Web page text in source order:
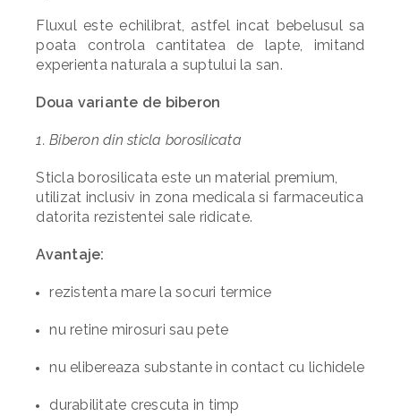
Fluxul este echilibrat, astfel incat bebelusul sa
poata controla cantitatea de lapte, imitand
experienta naturala a suptului la san.
Doua variante de biberon
1. Biberon din sticla borosilicata
Sticla borosilicata este un material premium,
utilizat inclusiv in zona medicala si farmaceutica
datorita rezistentei sale ridicate.
Avantaje:
rezistenta mare la socuri termice
nu retine mirosuri sau pete
nu elibereaza substante in contact cu lichidele
durabilitate crescuta in timp